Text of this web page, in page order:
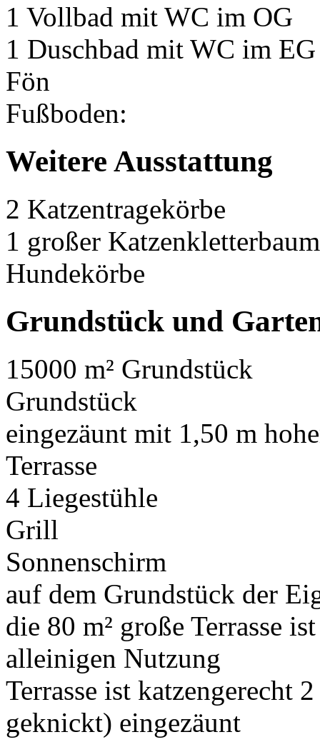
1 Vollbad mit WC im OG
1 Duschbad mit WC im EG
Fön
Fußboden:
Weitere Ausstattung
2 Katzentragekörbe
1 großer Katzenkletterbaum
Hundekörbe
Grundstück und
15000 m² Grundstück
Grundstück
eingezäunt mit 1,50 m
Terrasse
4 Liegestühle
Grill
Sonnenschirm
auf dem Grundstück der
die 80 m² große Terrasse
alleinigen Nutzung
Terrasse ist katzengerecht
geknickt) eingezäunt